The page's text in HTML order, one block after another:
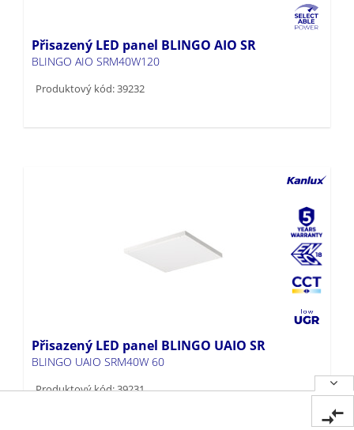
Přisazený LED panel BLINGO AIO SR
BLINGO AIO SRM40W120
Produktový kód: 39232
Přisazený LED panel BLINGO UAIO SR
BLINGO UAIO SRM40W 60
Produktový kód: 39231